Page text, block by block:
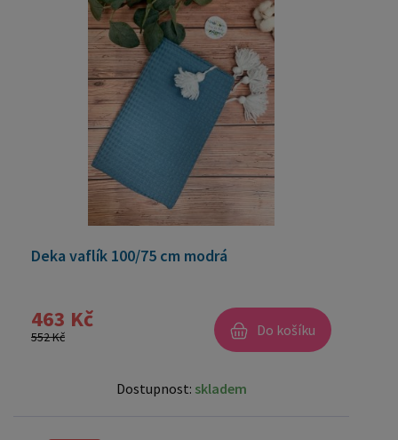
Deka vaflík 100/75 cm modrá
463 Kč
552 Kč Do košíku
Dostupnost: skladem